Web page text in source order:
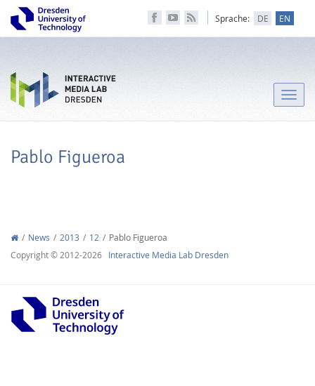
Sprache: DE EN
Toggle
Pablo Figueroa
News 2013 12
Pablo Figueroa
Copyright © 2012-2026 Interactive Media Lab Dresden